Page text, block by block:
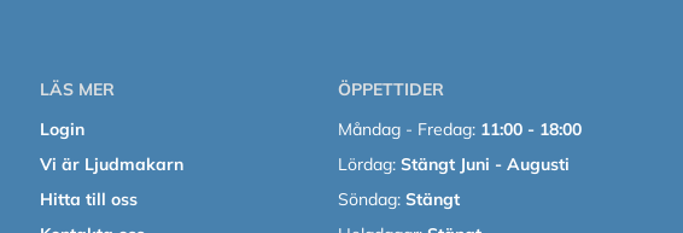
LÄS MER
Login
Vi är Ljudmakarn
Hitta till oss
ÖPPETTIDER
Måndag - Fredag: 11:00 - 18:00
Lördag:Stängt Juni - Augusti
Söndag:Stängt